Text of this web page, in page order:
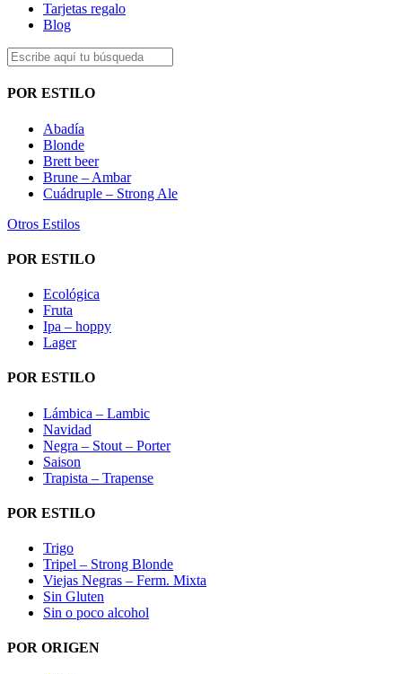
Tarjetas regalo
Blog
POR ESTILO
Abadía
Blonde
Brett beer
Brune – Ambar
Cuádruple – Strong Ale
Otros Estilos
POR ESTILO
Ecológica
Fruta
Ipa – hoppy
Lager
POR ESTILO
Lámbica – Lambic
Navidad
Negra – Stout – Porter
Saison
Trapista – Trapense
POR ESTILO
Trigo
Tripel – Strong Blonde
Viejas Negras – Ferm. Mixta
Sin Gluten
Sin o poco alcohol
POR ORIGEN